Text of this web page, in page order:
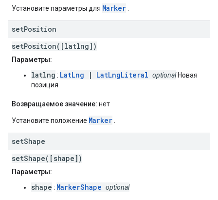
Установите параметры для Marker
setPosition
setPosition([latlng])
Параметры:
latlng : LatLng | LatLngLiteral optionalНовая
позиция.
Возвращаемое значение: нет
Установите положение Marker
setShape
setShape([shape])
Параметры:
shape : MarkerShape optional